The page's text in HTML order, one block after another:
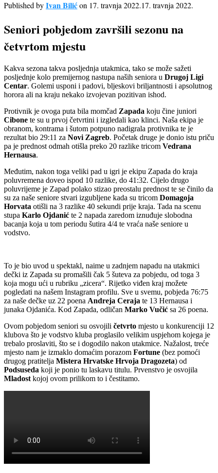
Published byIvan Bilićon 17. travnja 2022.17. travnja 2022.
Seniori pobjedom završili sezonu na
četvrtom mjestu
Kakva sezona takva posljednja utakmica, tako se može sažeti
posljednje kolo premijernog nastupa naših seniora u Drugoj Ligi
Centar. Golemi usponi i padovi, bljeskovi briljantnosti i apsolutnog
horora ali na kraju nekako izvojevan pozitivan ishod.
Protivnik je ovoga puta bila momčad Zapada koju čine juniori
Cibone te su u prvoj četvrtini i izgledali kao klinci. Naša ekipa je
obranom, kontrama i šutom potpuno nadigrala protivnika te je
rezultat bio 29:11 za Novi Zagreb. Početak druge je donio istu priču
pa je prednost odmah otišla preko 20 razlike tricom Vedrana
Hernausa.
Međutim, nakon toga veliki pad u igri je ekipu Zapada do kraja
poluvremena doveo ispod 10 razlike, do 41:32. Cijelo drugo
poluvrijeme je Zapad polako stizao preostalu prednost te se činilo da
su za naše seniore stvari izgubljene kada su tricom Domagoja
Horvata otišli na 3 razlike 40 sekundi prije kraja. Tada na scenu
stupa Karlo Ojdanić te 2 napada zaredom iznuđuje slobodna
bacanja koja u tom periodu šutira 4/4 te vraća naše seniore u
vodstvo.
To je bio uvod u spektakl, naime u zadnjem napadu na utakmici
dečki iz Zapada su promašili čak 5 šuteva za pobjedu, od toga 3
koja mogu ući u rubriku „zicera“. Rijetko viđen kraj možete
pogledati na našem Instagram profilu. Sve u svemu, pobjeda 76:75
za naše dečke uz 22 poena Andreja Ceraja te 13 Hernausa i
junaka Ojdanića. Kod Zapada, odličan Marko Vučić sa 26 poena.
Ovom pobjedom seniori su osvojili četvrto mjesto u konkurenciji 12
klubova što je vodstvo kluba proglasilo velikim uspjehom kojega je
trebalo proslaviti, što se i dogodilo nakon utakmice. Nažalost, treće
mjesto nam je izmaklo domaćim porazom Fortune (bez pomoći
drugog pratitelja Mistera Hrvatske Hrvoja Dragozeta) od
Podsuseda koji je ponio tu laskavu titulu. Prvenstvo je osvojila
Mladost kojoj ovom prilikom to i čestitamo.